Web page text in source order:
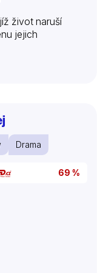
život naruší
jejich
Drama
69 %